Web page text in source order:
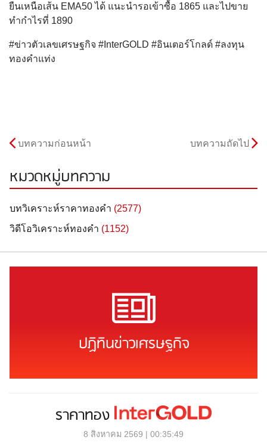
ยืนเหนือเส้น EMA50 ได้ แนะนำรอเข้าซื้อ 1865 และไปขาย
ทำกำไรที่ 1890
#ข่าวตัวเลขเศรษฐกิจ #InterGOLD #อินเตอร์โกลด์ #ลงทุน
ทองคำแท่ง
บทความก่อนหน้า บทความถัดไป
หมวดหมู่บทความ
บทวิเคราะห์ราคาทองคำ (2577)
วิดีโอวิเคราะห์ทองคำ (1152)
ปฏิทินข่าวเศรษฐกิจ
ราคาทอง
8 สิงหาคม 2569 | 00:35:49